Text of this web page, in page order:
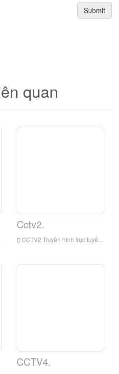
Submit
quan
Cctv2.
CCTV2 Truyền hình trực tuyến trực tuyến, kênh tài chính truyền hình trung ương Trung Quốc là một kênh tài chính thuộc sở hữu của Truyền hình Trung ương Trung Quốc, chủ yếu phát sóng trong tiếng phổ thông. Kênh này có thông tin tài chính chuyên nghiệp như nội dung cốt lõi của nó và sử dụng dịch vụ cuộc sống và thời trang tiêu dùng như nội dung bổ sung.
CCTV4.